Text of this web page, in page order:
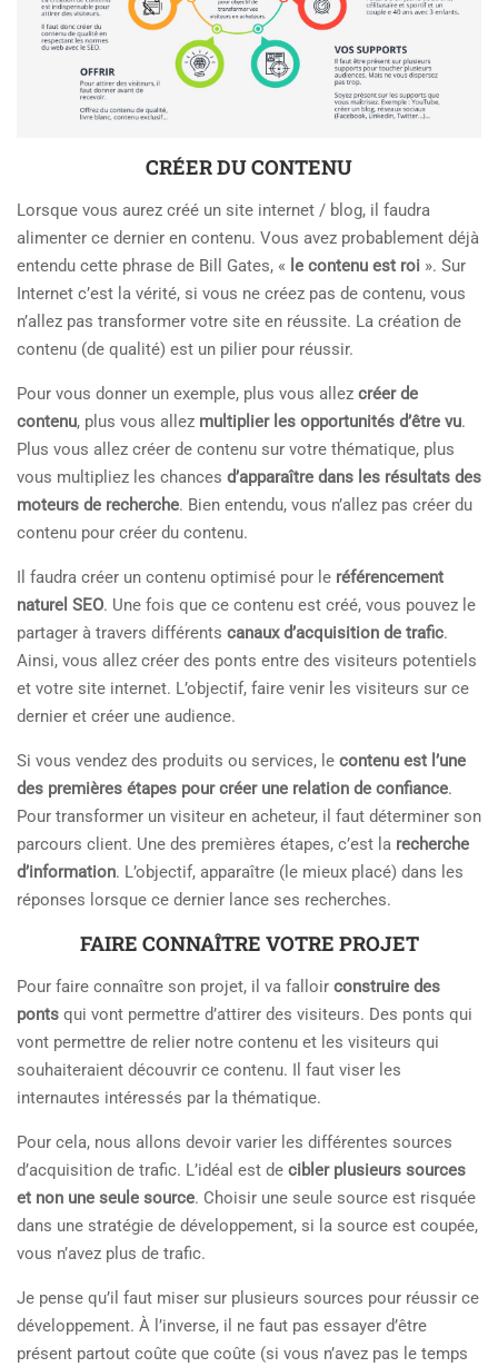
CRÉER DU CONTENU
Lorsque vous aurez créé un site internet / blog, il faudra
alimenter ce dernier en contenu. Vous avez probablement déjà
entendu cette phrase de Bill Gates, « le contenu est roi ». Sur
Internet c’est la vérité, si vous ne créez pas de contenu, vous
n’allez pas transformer votre site en réussite. La création de
contenu (de qualité) est un pilier pour réussir.
Pour vous donner un exemple, plus vous allez créer de
contenu, plus vous allez multiplier les opportunités d’être vu.
Plus vous allez créer de contenu sur votre thématique, plus
vous multipliez les chances d’apparaître dans les résultats des
moteurs de recherche. Bien entendu, vous n’allez pas créer du
contenu pour créer du contenu.
Il faudra créer un contenu optimisé pour le référencement
naturel SEO. Une fois que ce contenu est créé, vous pouvez le
partager à travers différents canaux d’acquisition de trafic.
Ainsi, vous allez créer des ponts entre des visiteurs potentiels
et votre site internet. L’objectif, faire venir les visiteurs sur ce
dernier et créer une audience.
Si vous vendez des produits ou services, le contenu est l’une
des premières étapes pour créer une relation de confiance.
Pour transformer un visiteur en acheteur, il faut déterminer son
parcours client. Une des premières étapes, c’est la recherche
d’information. L’objectif, apparaître (le mieux placé) dans les
réponses lorsque ce dernier lance ses recherches.
FAIRE CONNAÎTRE VOTRE PROJET
Pour faire connaître son projet, il va falloir construire des
ponts qui vont permettre d’attirer des visiteurs. Des ponts qui
vont permettre de relier notre contenu et les visiteurs qui
souhaiteraient découvrir ce contenu. Il faut viser les
internautes intéressés par la thématique.
Pour cela, nous allons devoir varier les différentes sources
d’acquisition de trafic. L’idéal est de cibler plusieurs sources
et non une seule source. Choisir une seule source est risquée
dans une stratégie de développement, si la source est coupée,
vous n’avez plus de trafic.
Je pense qu’il faut miser sur plusieurs sources pour réussir ce
développement. À l’inverse, il ne faut pas essayer d’être
présent partout coûte que coûte (si vous n’avez pas le temps